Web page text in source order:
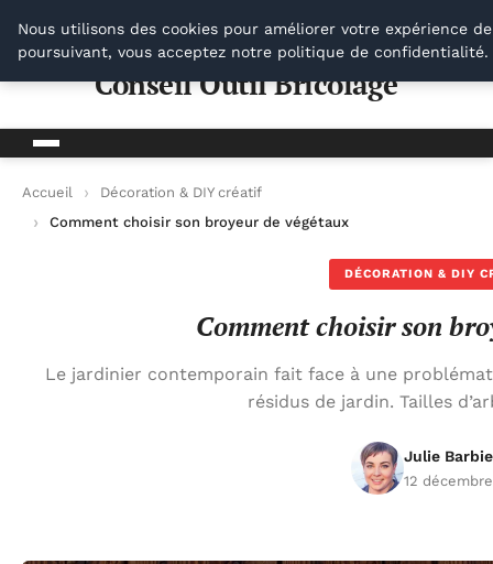
Conseil Outil Bricolage
Conseil Outil Bricolage
Accueil
Décoration & DIY créatif
Comment choisir son broyeur de végétaux
DÉCORATION & DIY
Comment choisir son
Le jardinier contemporain fait face à une
résidus de jardin. Tailles
Julie
12
Nous utilisons des cookies pour améliorer votre expérience
poursuivant, vous acceptez notre politique de confidentialité.